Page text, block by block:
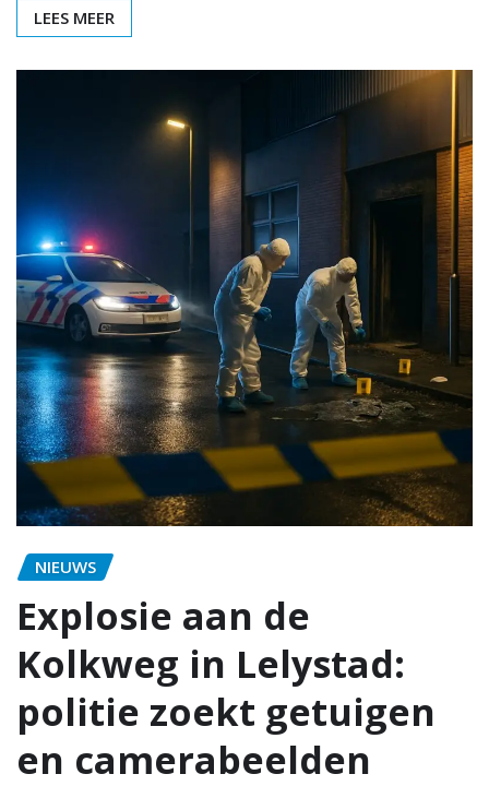
LEES MEER
NIEUWS
Explosie aan de
Kolkweg in Lelystad:
politie zoekt getuigen
en camerabeelden